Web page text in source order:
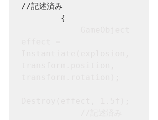
//記述済み
        {